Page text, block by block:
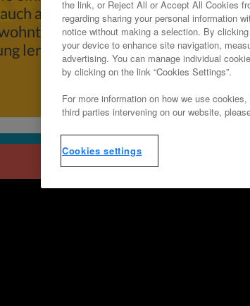
an Ihren Arzt, wenn Sie eine
Ernährung planen oder
lernen möchten.
the link, or Reject All or Accept All Cookies
regarding sharing your personal information
notice without making a selection. By
your device to enhance site navigation,
advertising. You can manage individual
by clicking on the link “Cookies Settings”.
For more information on how we use
third parties intervening on our website,
Cookies settings